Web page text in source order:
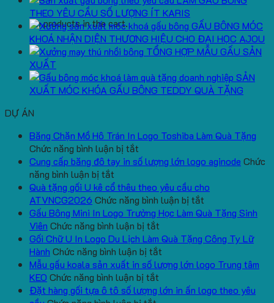
No products in the cart.
THEO YÊU CẦU SỐ LƯỢNG ÍT KARIS
GẤU BÔNG MÓC
KHOÁ NHẬN DIỆN THƯƠNG HIỆU CHO ĐẠI HỌC AJOU
TỔNG HỢP MẪU GẤU SẢN
XUẤT
SẢN
XUẤT MÓC KHÓA GẤU BÔNG TEDDY QUÀ TẶNG
DỰ ÁN
Băng Chặn Mồ Hô Trán In Logo Toshiba Làm Quà Tặng
Chức năng bình luận bị tắt
Băng
Mồ
Hô
Trán
In
Logo
Toshiba
Làm
Quà
Tặng
Cung cấp băng đô tay in số lượng lớn logo aginode Chức
năng bình luận bị tắt
Cung
cấp
băng
đô
tay
in
số
lượng
lớn
Quà tặng gối U kê cổ thêu theo yêu cầu cho
ATVNCG2026 Chức năng bình luận bị tắt
Quà
gối
kê
thêu
Gấu Bông Mini In Logo Trường Học Làm Quà Tặng Sinh
Viên Chức năng bình luận bị tắt
Gấu
Bông
Mini
Logo
Gối Chữ U In Logo Du Lịch Làm Quà Tặng Công Ty Lữ
Hành Chức năng bình luận bị tắt
Gối
U
Mẫu gấu koala sản xuất in số lượng lớn logo Trung tâm
KEO Chức năng bình luận bị tắt
Mẫu
Đặt hàng gối tựa ô tô số lượng lớn in ấn logo theo yêu